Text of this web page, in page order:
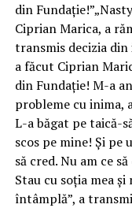
din
Ciprian Marica, a
transmis decizia
a făcut Ciprian
din Fundație! M-a
probleme cu inima,
L-a băgat pe taică-
scos pe mine! Și
să cred. Nu am ce
Stau cu soția mea și
întâmplă”, a